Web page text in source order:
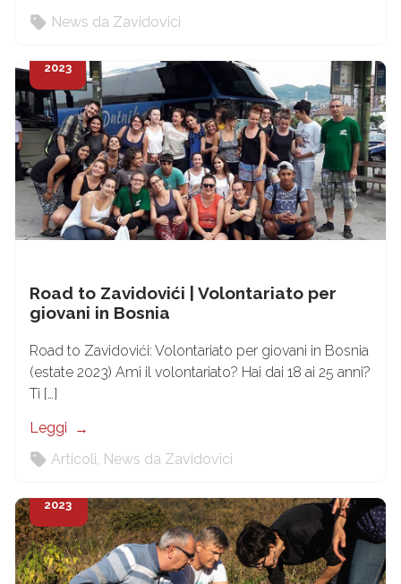
News da Zavidovici
2023
Road to Zavidovići | Volontariato per
giovani in Bosnia
Road to Zavidovići: Volontariato per giovani in Bosnia
(estate 2023) Ami il volontariato? Hai dai 18 ai 25 anni?
Ti […]
Leggi
Articoli News da Zavidovici
24
2023